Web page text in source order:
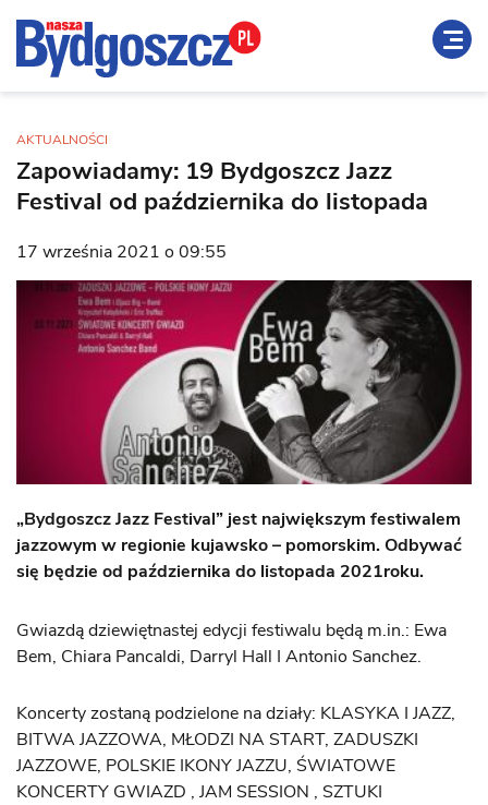
AKTUALNOŚCI
Zapowiadamy: 19 Bydgoszcz Jazz
Festival od października do listopada
17 września 2021 o 09:55
„Bydgoszcz Jazz Festival” jest największym festiwalem
jazzowym w regionie kujawsko – pomorskim. Odbywać
się będzie od października do listopada 2021roku.
Gwiazdą dziewiętnastej edycji festiwalu będą m.in.: Ewa
Bem, Chiara Pancaldi, Darryl Hall I Antonio Sanchez.
Koncerty zostaną podzielone na działy: KLASYKA I JAZZ,
BITWA JAZZOWA, MŁODZI NA START, ZADUSZKI
JAZZOWE, POLSKIE IKONY JAZZU, ŚWIATOWE
KONCERTY GWIAZD , JAM SESSION , SZTUKI